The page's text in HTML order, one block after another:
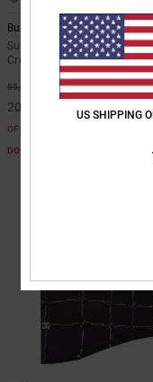
Burning Dice
Sudadera con Capucha y
Cremallera Verde Chicos 8-
55,00 € 63%
20,62 €
OFERTAS
DOBLE PROMO -25% EXTRA
US SHIPPING